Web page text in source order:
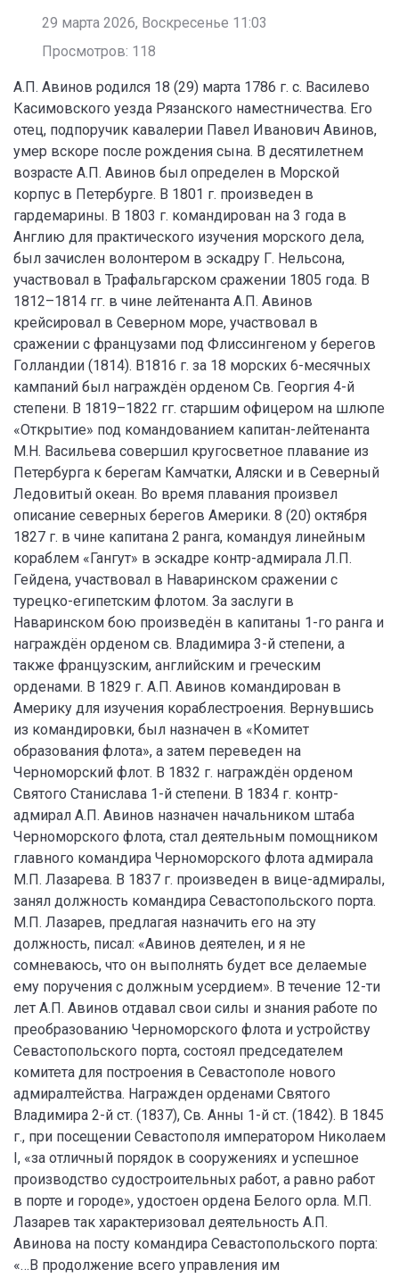
29 марта 2026, Воскресенье 11:03
Просмотров: 118
А.П. Авинов родился 18 (29) марта 1786 г. с. Василево
Касимовского уезда Рязанского наместничества. Его
отец, подпоручик кавалерии Павел Иванович Авинов,
умер вскоре после рождения сына. В десятилетнем
возрасте А.П. Авинов был определен в Морской
корпус в Петербурге. В 1801 г. произведен в
гардемарины. В 1803 г. командирован на 3 года в
Англию для практического изучения морского дела,
был зачислен волонтером в эскадру Г. Нельсона,
участвовал в Трафальгарском сражении 1805 года. В
1812–1814 гг. в чине лейтенанта А.П. Авинов
крейсировал в Северном море, участвовал в
сражении с французами под Флиссингеном у берегов
Голландии (1814). В1816 г. за 18 морских 6-месячных
кампаний был награждён орденом Св. Георгия 4-й
степени. В 1819–1822 гг. старшим офицером на шлюпе
«Открытие» под командованием капитан-лейтенанта
М.Н. Васильева совершил кругосветное плавание из
Петербурга к берегам Камчатки, Аляски и в Северный
Ледовитый океан. Во время плавания произвел
описание северных берегов Америки. 8 (20) октября
1827 г. в чине капитана 2 ранга, командуя линейным
кораблем «Гангут» в эскадре контр-адмирала Л.П.
Гейдена, участвовал в Наваринском сражении с
турецко-египетским флотом. За заслуги в
Наваринском бою произведён в капитаны 1-го ранга и
награждён орденом св. Владимира 3-й степени, а
также французским, английским и греческим
орденами. В 1829 г. А.П. Авинов командирован в
Америку для изучения кораблестроения. Вернувшись
из командировки, был назначен в «Комитет
образования флота», а затем переведен на
Черноморский флот. В 1832 г. награждён орденом
Святого Станислава 1-й степени. В 1834 г. контр-
адмирал А.П. Авинов назначен начальником штаба
Черноморского флота, стал деятельным помощником
главного командира Черноморского флота адмирала
М.П. Лазарева. В 1837 г. произведен в вице-адмиралы,
занял должность командира Севастопольского порта.
М.П. Лазарев, предлагая назначить его на эту
должность, писал: «Авинов деятелен, и я не
сомневаюсь, что он выполнять будет все делаемые
ему поручения с должным усердием». В течение 12-ти
лет А.П. Авинов отдавал свои силы и знания работе по
преобразованию Черноморского флота и устройству
Севастопольского порта, состоял председателем
комитета для построения в Севастополе нового
адмиралтейства. Награжден орденами Святого
Владимира 2-й ст. (1837), Св. Анны 1-й ст. (1842). В 1845
г., при посещении Севастополя императором Николаем
I, «за отличный порядок в сооружениях и успешное
производство судостроительных работ, а равно работ
в порте и городе», удостоен ордена Белого орла. М.П.
Лазарев так характеризовал деятельность А.П.
Авинова на посту командира Севастопольского порта:
«…В продолжение всего управления им